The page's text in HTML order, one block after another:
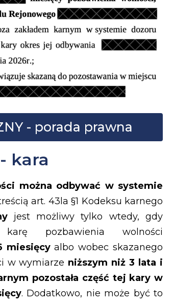
- porada prawna
kara
można odbywać w systemie
art. 43la §1 Kodeksu karnego
jest możliwy tylko wtedy, gdy
pozbawienia wolności
miesięcyalbo wobec skazanego
w wymiarze niższym niż 3 lata i
pozostała część tej kary w
. Dodatkowo, nie może być to